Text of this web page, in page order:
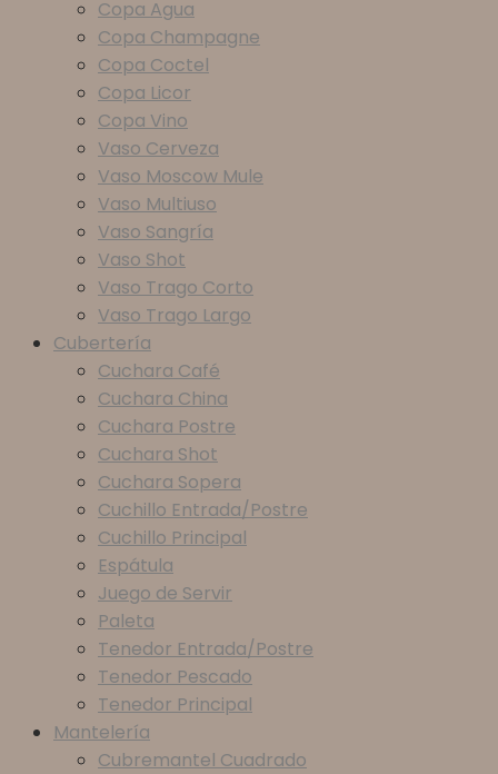
Copa Agua
Copa Champagne
Copa Coctel
Copa Licor
Copa Vino
Vaso Cerveza
Vaso Moscow Mule
Vaso Multiuso
Vaso Sangría
Vaso Shot
Vaso Trago Corto
Vaso Trago Largo
Cubertería
Cuchara Café
Cuchara China
Cuchara Postre
Cuchara Shot
Cuchara Sopera
Cuchillo Entrada/Postre
Cuchillo Principal
Espátula
Juego de Servir
Paleta
Tenedor Entrada/Postre
Tenedor Pescado
Tenedor Principal
Mantelería
Cubremantel Cuadrado